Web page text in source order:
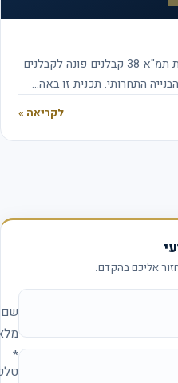
מהי תכנית תמ"א 38 קבלנים? תכנית תמ"א 38 קבלנים פונה לקבלנים
התחרותי. תכנית זו באה…
לקריאה »
אליכם בהקדם.
שם
מלא
טלפון